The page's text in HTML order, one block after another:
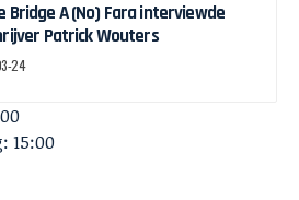
Bridge A (No) Fara interviewde
Patrick Wouters
24
15:00